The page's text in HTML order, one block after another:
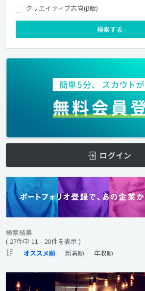
クリエイティブ志向(β版)
検索する
ログイン
検索結果
( 27件中 11 - 20件を表示 )